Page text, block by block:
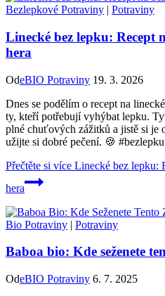
Bezlepkové Potraviny | Potraviny
Linecké bez lepku: Recept
hera
OdeBIO Potraviny 19. 3. 2026
Dnes se podělím o recept na
ty, kteří potřebují vyhýbat lepku.
plné chuťových zážitků a jistě si je
užijte si dobré pečení. 🍪
Přečtěte si více Linecké bez lepku:
hera
Bio Potraviny | Potraviny
Baboa bio: Kde seženete
OdeBIO Potraviny 6. 7. 2025